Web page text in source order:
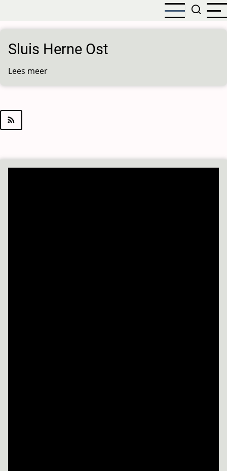
naar
de
inhoud
gaan
Sluis Herne Ost
Lees meer